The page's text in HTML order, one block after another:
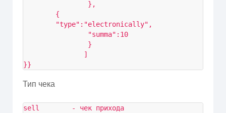
}}
Тип чека
sell        - чек прихода